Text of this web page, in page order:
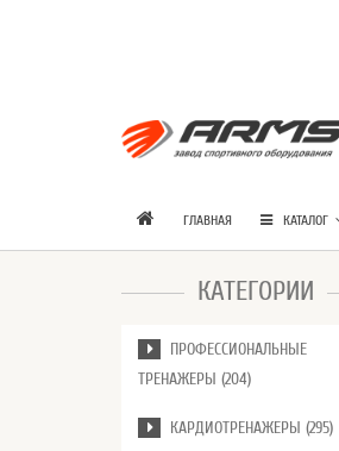
ГЛАВНАЯ КАТАЛОГ
КАТЕГОРИИ
ПРОФЕССИОНАЛЬНЫЕ
ТРЕНАЖЕРЫ (204)
КАРДИОТРЕНАЖЕРЫ (295)